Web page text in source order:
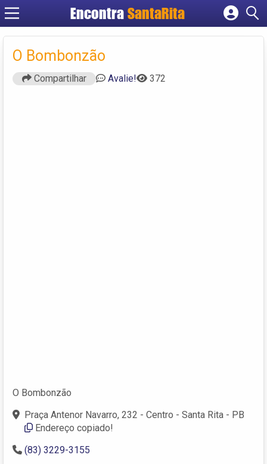
EncontraSantaRita
Cadastrar empresa
O Bombonzão
Compartilhar Avalie! 372
O Bombonzão
Praça Antenor Navarro, 232 - Centro - Santa Rita - PB
Endereço copiado!
(83) 3229-3155